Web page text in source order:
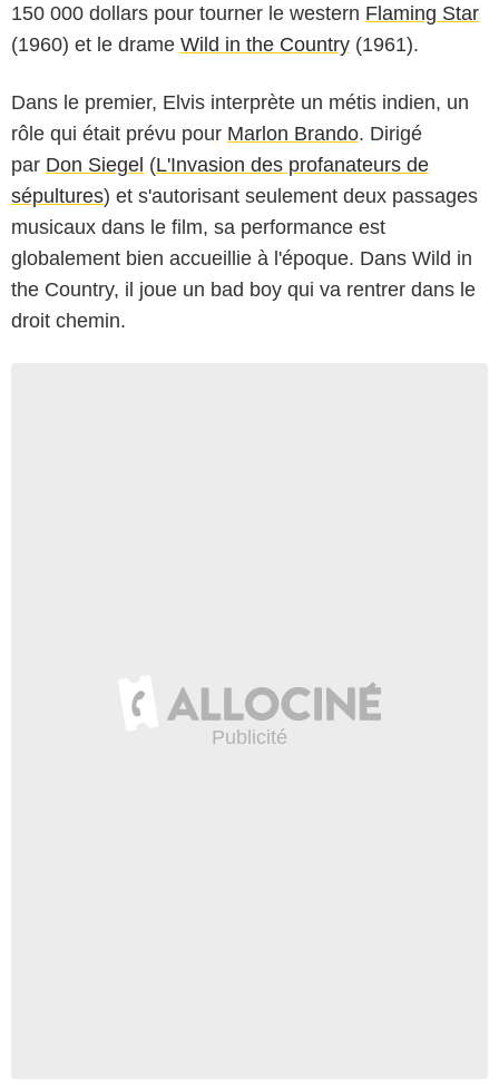
150 000 dollars pour tourner le western Flaming Star
(1960) et le drame Wild in the Country (1961).
Dans le premier, Elvis interprète un métis indien, un
rôle qui était prévu pour Marlon Brando. Dirigé
par Don Siegel (L'Invasion des profanateurs de
sépultures) et s'autorisant seulement deux passages
musicaux dans le film, sa performance est
globalement bien accueillie à l'époque. Dans Wild in
the Country, il joue un bad boy qui va rentrer dans le
droit chemin.